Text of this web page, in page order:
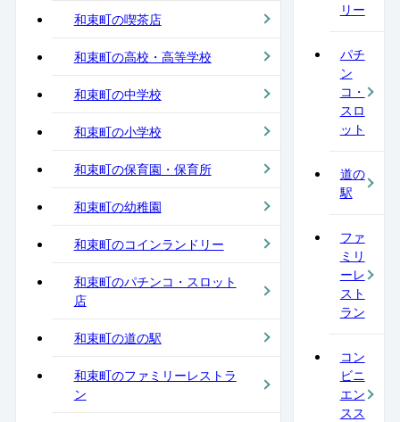
和束町の喫茶店
和束町の高校・高等学校
和束町の中学校
和束町の小学校
和束町の保育園・保育所
和束町の幼稚園
和束町のコインランドリー
和束町のパチンコ・スロット
店
和束町の道の駅
和束町のファミリーレストラ
ン
リー
パチ
ン
コ・
スロ
ット
道の
駅
ファ
ミリ
ーレ
スト
ラン
コン
ビニ
エン
スス